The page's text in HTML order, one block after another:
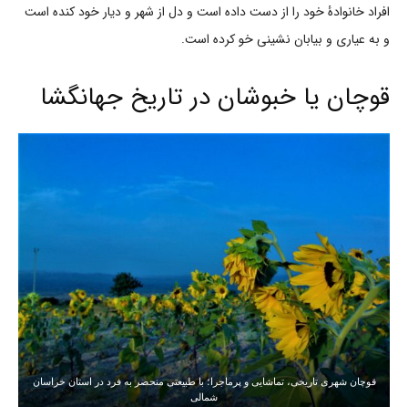
افراد خانوادۀ خود را از دست داده است و دل از شهر و دیار خود کنده است
و به عیاری و بیابان نشینی خو کرده است.
قوچان یا خبوشان در تاریخ جهانگشا
قوچان شهری تاریخی، تماشایی و پرماجرا؛ با طبیعتی منحصر به فرد در استان خراسان
شمالی